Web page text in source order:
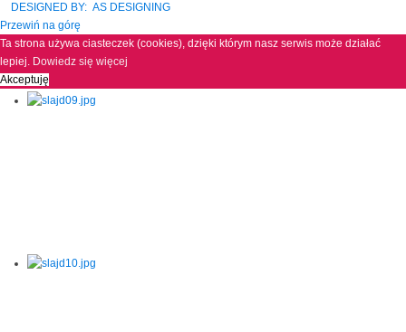
DESIGNED BY: AS DESIGNING
Przewiń na górę
Ta strona używa ciasteczek (cookies), dzięki którym nasz serwis może działać
lepiej. Dowiedz się więcej
Akceptuję